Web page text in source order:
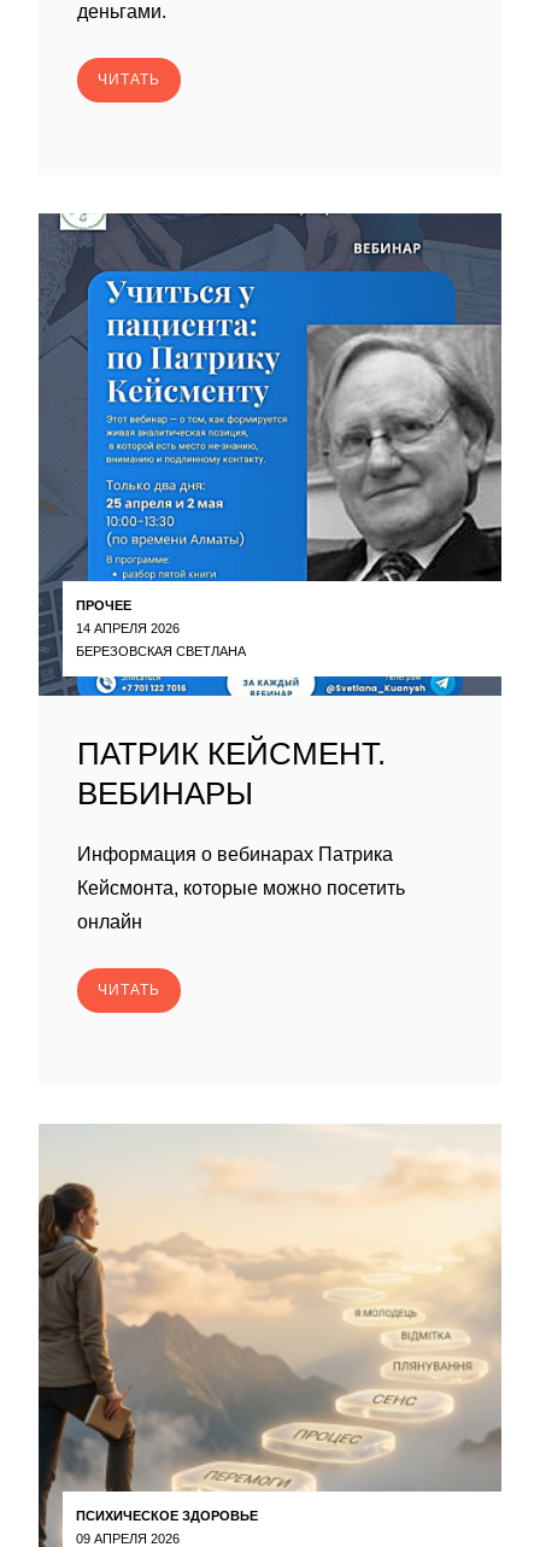
деньгами.
ЧИТАТЬ
ПРОЧЕЕ
14 АПРЕЛЯ 2026
БЕРЕЗОВСКАЯ СВЕТЛАНА
ПАТРИК КЕЙСМЕНТ.
ВЕБИНАРЫ
Информация о вебинарах Патрика
Кейсмонта, которые можно посетить
онлайн
ЧИТАТЬ
ПСИХИЧЕСКОЕ ЗДОРОВЬЕ
09 АПРЕЛЯ 2026